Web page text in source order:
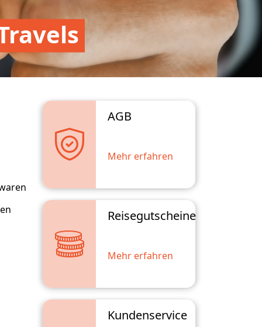
AGB
Mehr erfahren
Reisegutscheine
Mehr erfahren
Kundenservice